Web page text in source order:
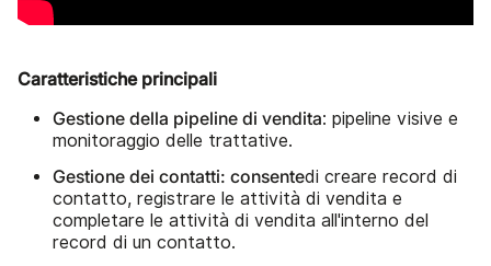
Caratteristiche principali
Gestione della pipeline di vendita: pipeline visive e
monitoraggio delle trattative.
Gestione dei contatti: consentedi creare record di
contatto, registrare le attività di vendita e
completare le attività di vendita all'interno del
record di un contatto.